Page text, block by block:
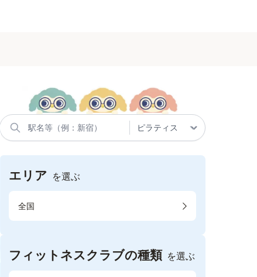
エリア を選ぶ
全国
フィットネスクラブの種類 を選ぶ